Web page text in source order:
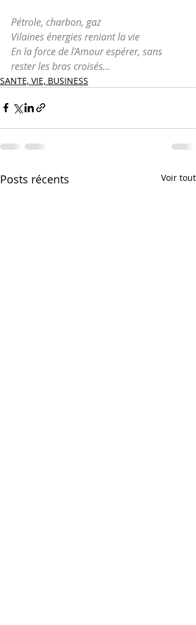
Pétrole, charbon, gaz
Vilaines énergies reniant la vie
En la force de l'Amour espérer, sans
rester les bras croisés…
SANTE, VIE, BUSINESS
Posts récents Voir tout